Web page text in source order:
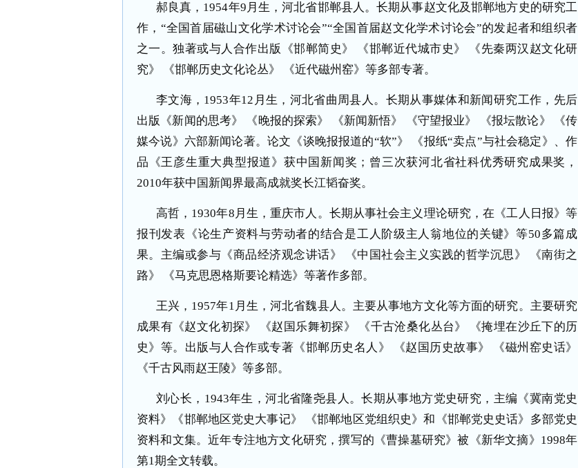
郝良真， 1954年9 月生，河北省邯郸县人。长期从事赵文化及邯郸地方史的研究工
作，“全国首届磁山文化学术讨论会”“全国首届赵文化学术讨论会”的发起者和组织者
之一。独著或与人合作出版《邯郸简史》 《邯郸近代城市史》 《先秦两汉赵文化研
究》 《邯郸历史文化论丛》 《近代磁州窑》等多部专著。
李文海， 1953年12 月生，河北省曲周县人。长期从事媒体和新闻研究工作，先后
出版《新闻的思考》 《晚报的探索》 《新闻新悟》 《守望报业》 《报坛散论》 《传
媒今说》六部新闻论著。论文《谈晚报报道的“软”》 《报纸“卖点”与社会稳定》、作
品《王彦生重大典型报道》获中国新闻奖；曾三次获河北省社科优秀研究成果奖，
2010年获中国新闻界最高成就奖长江韬奋奖。
高哲， 1930年8 月生，重庆市人。长期从事社会主义理论研究，在《工人日报》等
报刊发表《论生产资料与劳动者的结合是工人阶级主人翁地位的关键》等50多篇成
果。主编或参与《商品经济观念讲话》 《中国社会主义实践的哲学沉思》 《南街之
路》 《马克思恩格斯要论精选》等著作多部。
王兴， 1957年1 月生，河北省魏县人。主要从事地方文化等方面的研究。主要研究
成果有《赵文化初探》 《赵国乐舞初探》 《千古沧桑化丛台》 《掩埋在沙丘下的历
史》等。出版与人合作或专著《邯郸历史名人》 《赵国历史故事》 《磁州窑史话》
《千古风雨赵王陵》等多部。
刘心长， 1943年生，河北省隆尧县人。长期从事地方党史研究，主编《冀南党史
资料》《邯郸地区党史大事记》 《邯郸地区党组织史》和《邯郸党史史话》多部党史
资料和文集。近年专注地方文化研究，撰写的《曹操墓研究》被《新华文摘》 1998年
第1期全文转载。